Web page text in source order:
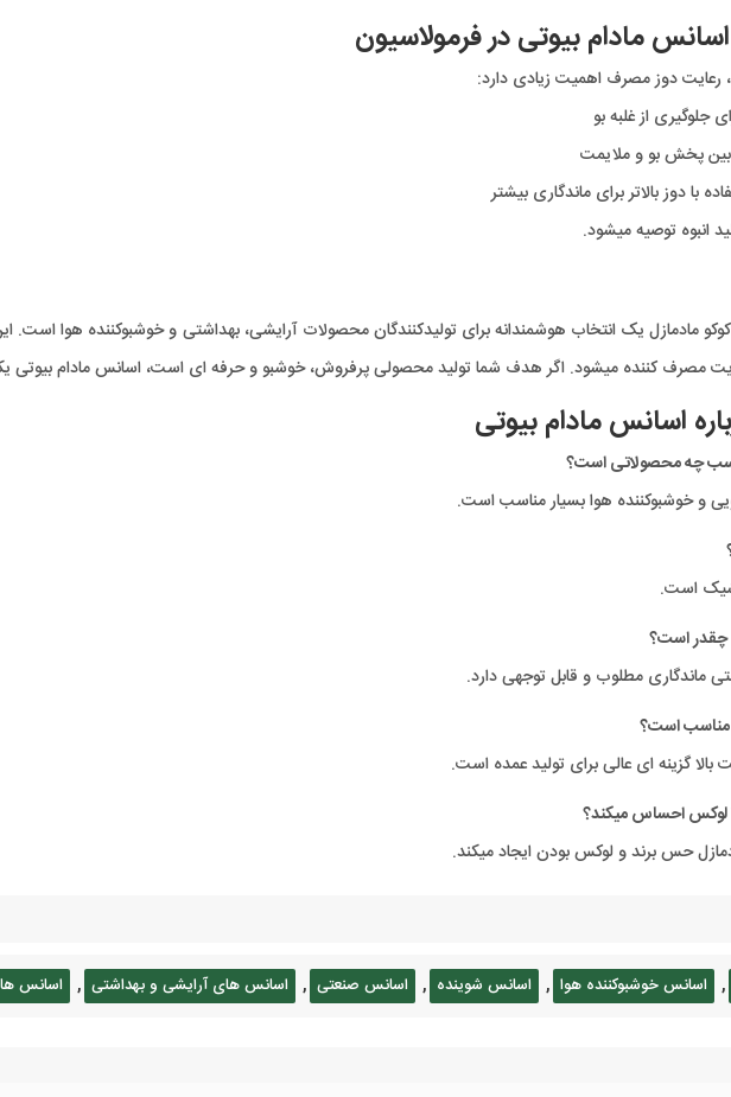
مادام بیوتی در فرمولاسیون
رعایت دوز مصرف اهمیت زیادی دارد:
جلوگیری از غلبه بو
بین پخش بو و ملایمت
با دوز بالاتر برای ماندگاری بیشتر
انبوه توصیه میشود.
مادمازل یک انتخاب هوشمندانه برای تولیدکنندگان محصولات آرایشی، بهداشتی و خوشبوکننده هوا است.
مصرف کننده میشود. اگر هدف شما تولید محصولی پرفروش، خوشبو و حرفه ای است، اسانس مادام بیوتی
اسانس مادام بیوتی
چه محصولاتی است؟
و خوشبوکننده هوا بسیار مناسب است.
شیک است.
چقدر است؟
ماندگاری مطلوب و قابل توجهی دارد.
مناسب است؟
بالا گزینه ای عالی برای تولید عمده است.
لوکس احساس میکند؟
حس برند و لوکس بودن ایجاد میکند.
, اسانس خوشبوکننده هوا , اسانس شوینده , اسانس صنعتی , اسانس های آرایشی و بهداشتی , اسانس